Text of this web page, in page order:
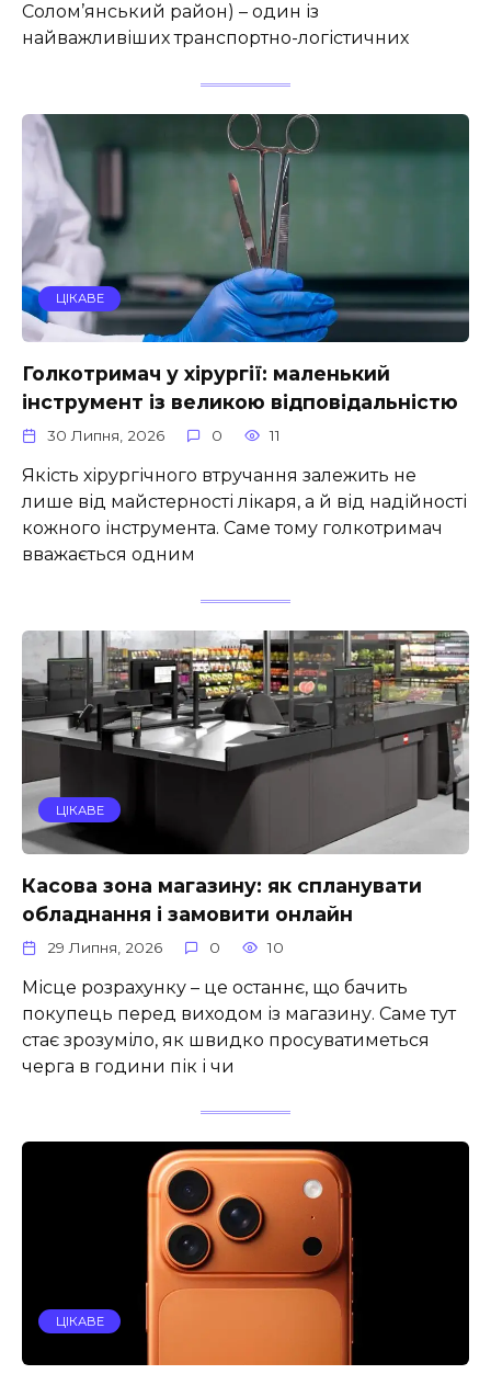
Солом’янський район) – один із
найважливіших транспортно-логістичних
ЦІКАВЕ
Голкотримач у хірургії: маленький
інструмент із великою відповідальністю
30 Липня, 2026 0 11
Якість хірургічного втручання залежить не
лише від майстерності лікаря, а й від надійності
кожного інструмента. Саме тому голкотримач
вважається одним
ЦІКАВЕ
Касова зона магазину: як спланувати
обладнання і замовити онлайн
29 Липня, 2026 0 10
Місце розрахунку – це останнє, що бачить
покупець перед виходом із магазину. Саме тут
стає зрозуміло, як швидко просуватиметься
черга в години пік і чи
ЦІКАВЕ